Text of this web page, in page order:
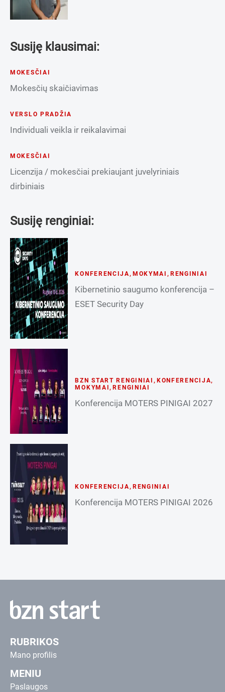
Susiję klausimai:
MOKESČIAI
Mokesčių skaičiavimas
VERSLO PRADŽIA
Individuali veikla ir reikalavimai
MOKESČIAI
Licenzija / mokesčiai prekiaujant juvelyriniais
dirbiniais
Susiję renginiai:
KONFERENCIJA , MOKYMAI , RENGINIAI
Kibernetinio saugumo konferencija –
ESET Security Day
BZN START RENGINIAI , KONFERENCIJA,
MOKYMAI ,RENGINIAI
Konferencija MOTERS PINIGAI 2027
KONFERENCIJA, RENGINIAI
Konferencija MOTERS PINIGAI 2026
RUBRIKOS
Mano profilis
MENIU
Paslaugos